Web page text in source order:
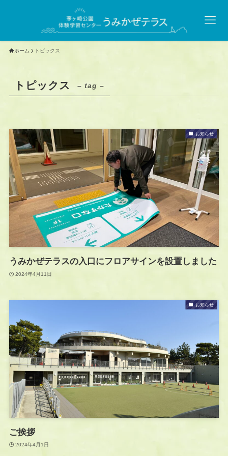
ホーム トピックス
トピックス – tag –
お知らせ
うみかぜテラスの入口にフロアサインを設置しました
2024年4月11日
お知らせ
ご挨拶
2024年4月1日